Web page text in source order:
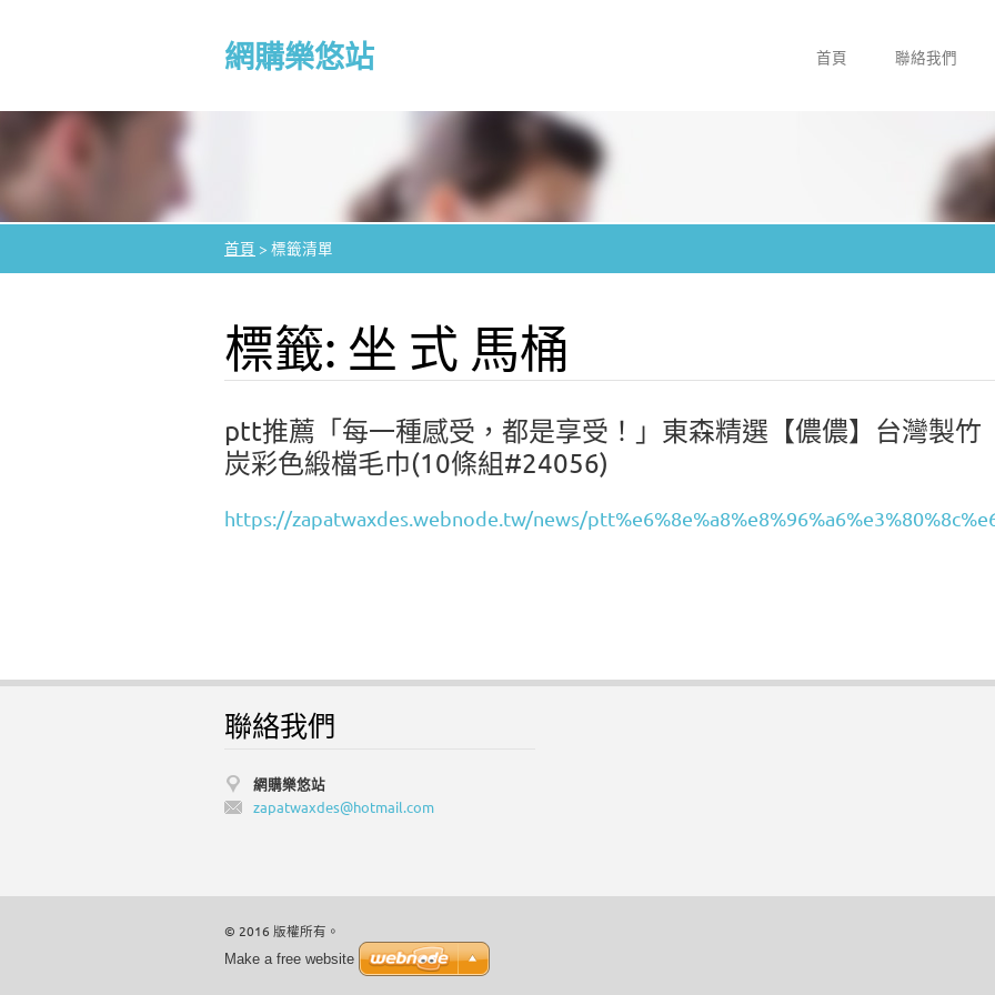
網購樂悠站 首頁 聯絡我們
首頁 > 標籤清單
標籤: 坐 式 馬桶
ptt推薦「每一種感受，都是享受！」東森精選【儂儂】台灣製竹
炭彩色緞檔毛巾(10條組#24056)
https://zapatwaxdes.webnode.tw/news/
聯絡我們
網購樂悠站
zapatwaxdes@hotmail.com
© 2016 版權所有。
Make a free website